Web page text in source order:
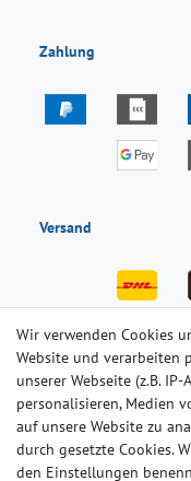
Zahlung
Versand
Impressum
Wir verwenden Cookies
Website und verarbeiten
unserer Webseite (z.B.
personalisieren, Medien
auf unsere Website zu
durch gesetzte Cookies.
den Einstellungen